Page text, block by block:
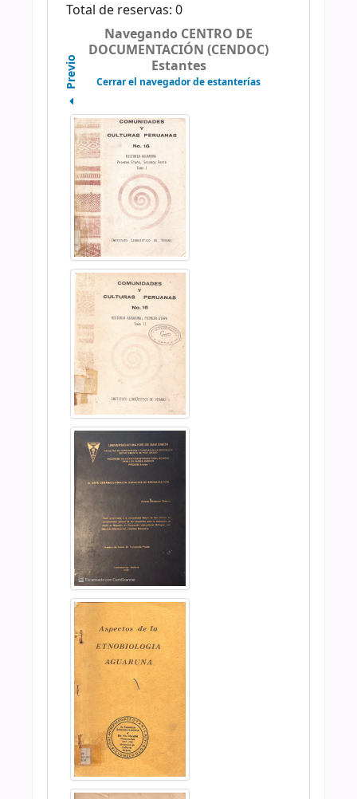
Total de reservas: 0
Navegando CENTRO DE
DOCUMENTACIÓN (CENDOC)
Estantes
Cerrar el navegador de estanterías
Previo